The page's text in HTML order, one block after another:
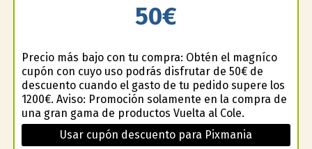
50€
Precio más bajo con tu compra: Obtén el magnífico
cupón con cuyo uso podrás disfrutar de 50€ de
descuento cuando el gasto de tu pedido supere los
1200€. Aviso: Promoción solamente en la compra de
una gran gama de productos Vuelta al Cole.
Usar cupón descuento para Pixmania